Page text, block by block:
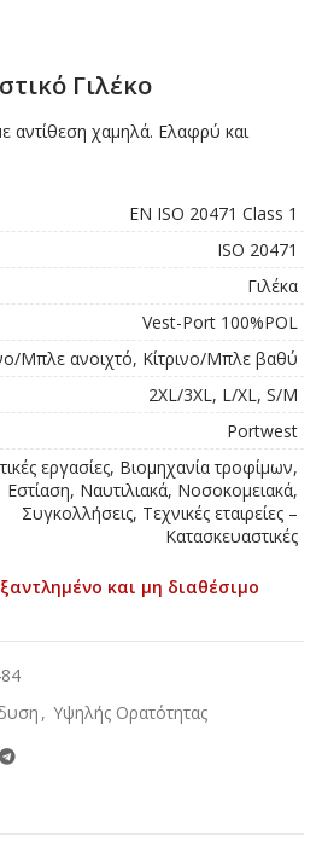
Γιλέκο
αντίθεση χαμηλά. Ελαφρύ και
EN ISO 20471 Class 1
ISO 20471
Γιλέκα
Vest-Port 100%POL
Μπλε ανοιχτό, Κίτρινο/Μπλε βαθύ
2XL/3XL, L/XL, S/M
Portwest
εργασίες, Βιομηχανία τροφίμων,
Εστίαση, Ναυτιλιακά, Νοσοκομειακά,
Συγκολλήσεις, Τεχνικές εταιρείες –
Κατασκευαστικές
και μη διαθέσιμο
, Υψηλής Ορατότητας